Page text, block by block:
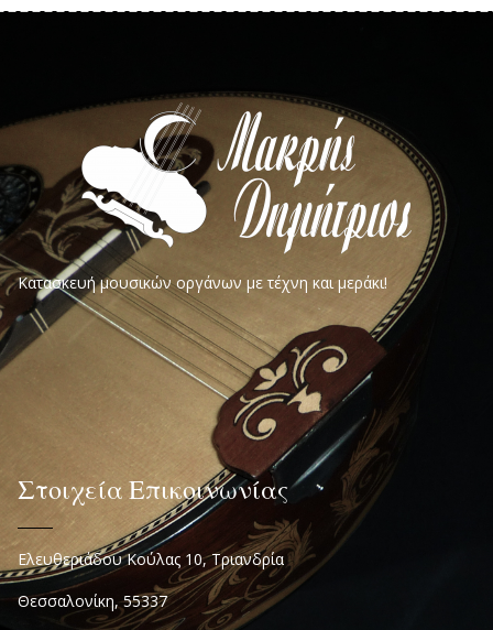
Κατασκευή μουσικών οργάνων με τέχνη και μεράκι!
Στοιχεία Επικοινωνίας
Ελευθεριάδου Κούλας 10, Τριανδρία
Θεσσαλονίκη, 55337